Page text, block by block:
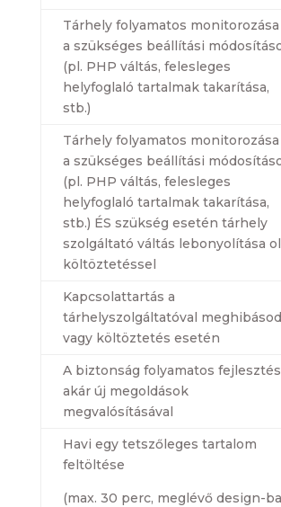
Tárhely folyamatos monitorozása
a szükséges beállítási
(pl. PHP váltás, felesleges
helyfoglaló tartalmak takarítása,
stb.)
Tárhely folyamatos monitorozása
a szükséges beállítási
(pl. PHP váltás, felesleges
helyfoglaló tartalmak takarítása,
stb.) ÉS szükség esetén tárhely
szolgáltató váltás lebonyolítása
költöztetéssel
Kapcsolattartás a
tárhelyszolgáltatóval
vagy költöztetés esetén
A biztonság folyamatos
akár új megoldások
megvalósításával
Havi egy tetszőleges tartalom
feltöltése
(max. 30 perc, meglévő design-ba